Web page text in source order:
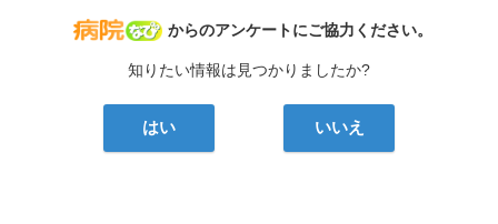
病院なび
からのアンケートにご協力ください。
知りたい情報は見つかりましたか?
はい いいえ